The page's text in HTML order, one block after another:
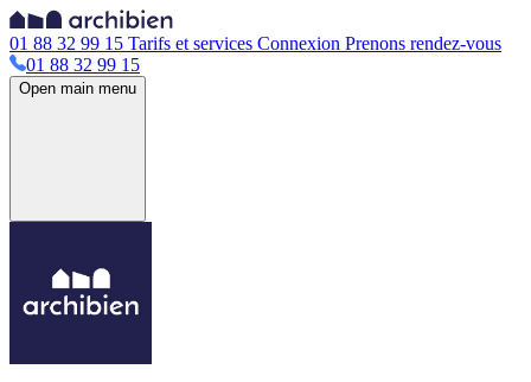
01 88 32 99 15 Tarifs et services Connexion Prenons rendez-vous
01 88 32 99 15
Open main menu